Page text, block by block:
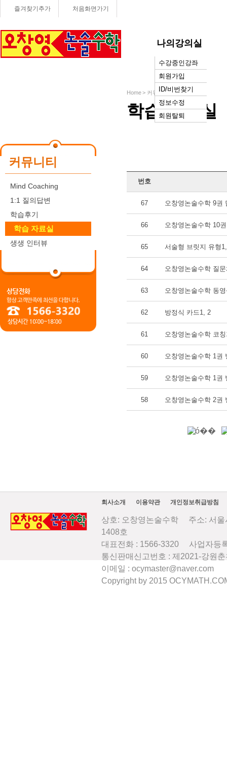
즐겨찾기추가 처음화면가기
나의강의실
수강중인강좌
회원가입
ID/비번찾기
정보수정
회원탈퇴
단체학습
커뮤니티
Mind Coaching
1:1 질의답변
학습후기
학습 자료실
생생 인터뷰
Home > 커뮤니티 >학습 자료실
학습 자료실
번호
67 오창영논술수학 9권
66 오창영논술수학 10
65 서술형 브릿지 유형
64 오창영논술수학 질
63 오창영논술수학 동
62 방정식 카드1, 2
61 오창영논술수학 코
60 오창영논술수학 1
59 오창영논술수학 1
58 오창영논술수학 2
회사소개 이용약관 개인정보취급방침
상호: 오창영논술수학 주소: 서울
1408호
대표전화 : 1566-3320 사업자등
통신판매신고번호 : 제2021-강
이메일 : ocymaster@naver.com
Copyright by 2015